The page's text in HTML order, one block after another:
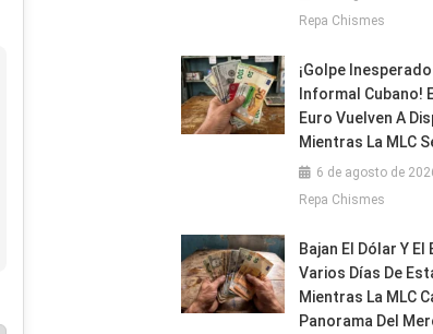
Repa Chismes
¡Golpe
Informal Cubano!
Euro Vuelven A
Mientras La MLC
6 de agosto de
Repa Chismes
Bajan El Dólar Y
Varios Días De
Mientras La MLC
Panorama Del